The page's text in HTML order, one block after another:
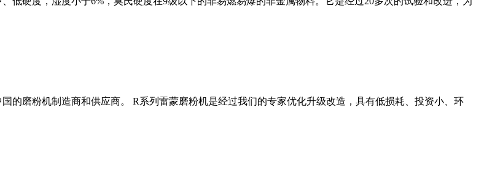
的磨粉机制造商和供应商。 R系列雷蒙磨粉机是经过我们的专家优化升级改造，具有低损耗、投资小、环